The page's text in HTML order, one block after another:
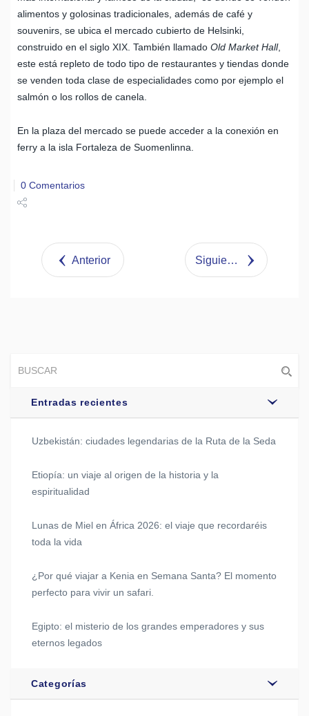
alimentos y golosinas tradicionales, además de café y
souvenirs, se ubica el mercado cubierto de Helsinki,
construido en el siglo XIX. También llamado Old Market Hall,
este está repleto de todo tipo de restaurantes y tiendas donde
se venden toda clase de especialidades como por ejemplo el
salmón o los rollos de canela.
En la plaza del mercado se puede acceder a la conexión en
ferry a la isla Fortaleza de Suomenlinna.
0 Comentarios
Tweet
Anterior Siguiente
Entradas recientes
Uzbekistán: ciudades legendarias de la Ruta de la Seda
Etiopía: un viaje al origen de la historia y la
espiritualidad
Lunas de Miel en África 2026: el viaje que recordaréis
toda la vida
¿Por qué viajar a Kenia en Semana Santa? El momento
perfecto para vivir un safari.
Egipto: el misterio de los grandes emperadores y sus
eternos legados
Categorías